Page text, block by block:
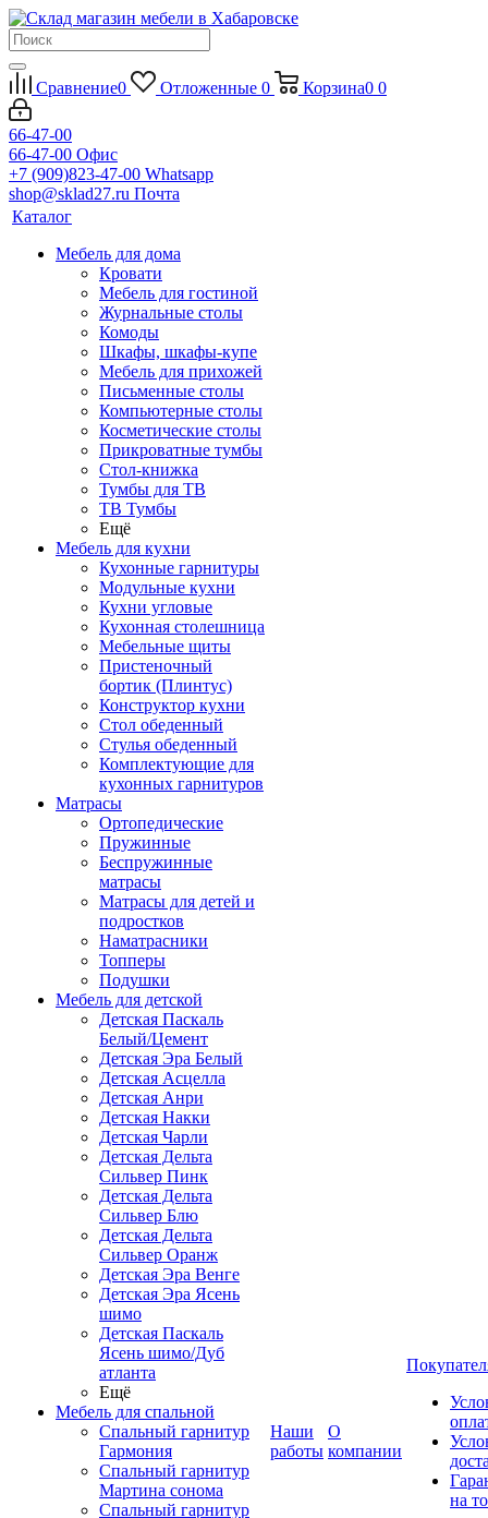
Сравнение0 Отложенные 0 Корзина0 0
66-47-00
66-47-00 Офис
+7 (909)823-47-00 Whatsapp
shop@sklad27.ru Почта
Каталог
Мебель для дома
Кровати
Мебель для гостиной
Журнальные столы
Комоды
Шкафы, шкафы-купе
Мебель для прихожей
Письменные столы
Компьютерные столы
Косметические столы
Прикроватные тумбы
Стол-книжка
Тумбы для ТВ
ТВ Тумбы
Ещё
Мебель для кухни
Кухонные гарнитуры
Модульные кухни
Кухни угловые
Кухонная столешница
Мебельные щиты
Пристеночный
бортик (Плинтус)
Конструктор кухни
Стол обеденный
Стулья обеденный
Комплектующие для
кухонных гарнитуров
Матраcы
Ортопедические
Пружинные
Беспружинные
матрасы
Матрасы для детей и
подростков
Наматрасники
Топперы
Подушки
Мебель для детской
Детская Паскаль
Белый/Цемент
Детская Эра Белый
Детская Асцелла
Детская Анри
Детская Накки
Детская Чарли
Детская Дельта
Сильвер Пинк
Детская Дельта
Сильвер Блю
Детская Дельта
Сильвер Оранж
Детская Эра Венге
Детская Эра Ясень
шимо
Детская Паскаль
Ясень шимо/Дуб
атланта
Ещё
Мебель для спальной
Спальный гарнитур
Гармония
Спальный гарнитур
Мартина сонома
Спальный гарнитур
Наши
работы
О
компании
на